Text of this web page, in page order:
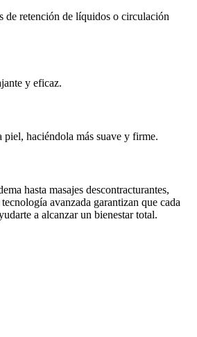
de retención de líquidos o circulación
y eficaz.
haciéndola más suave y firme.
hasta masajes descontracturantes,
avanzada garantizan que cada
a alcanzar un bienestar total.